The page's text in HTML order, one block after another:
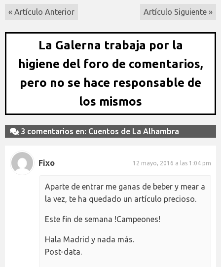
« Artículo Anterior Artículo Siguiente »
La Galerna trabaja por la
higiene del foro de comentarios,
pero no se hace responsable de
los mismos
3 comentarios en: Cuentos de La Alhambra
Fixo 12 mayo, 2016 a las 1:04 pm
Aparte de entrar me ganas de beber y mear a
la vez, te ha quedado un artículo precioso.
Este fin de semana !Campeones!
Hala Madrid y nada más.
Post-data.